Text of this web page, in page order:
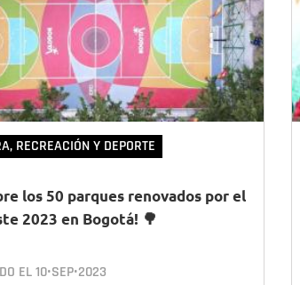
RECREACIÓN Y DEPORTE
los 50 parques renovados por el
2023 en Bogotá! 🌳
EL10•SEP•2023